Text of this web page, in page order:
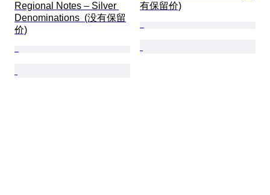
Regional Notes – Silver
Denominations  (没有保留
价)
有保留价)